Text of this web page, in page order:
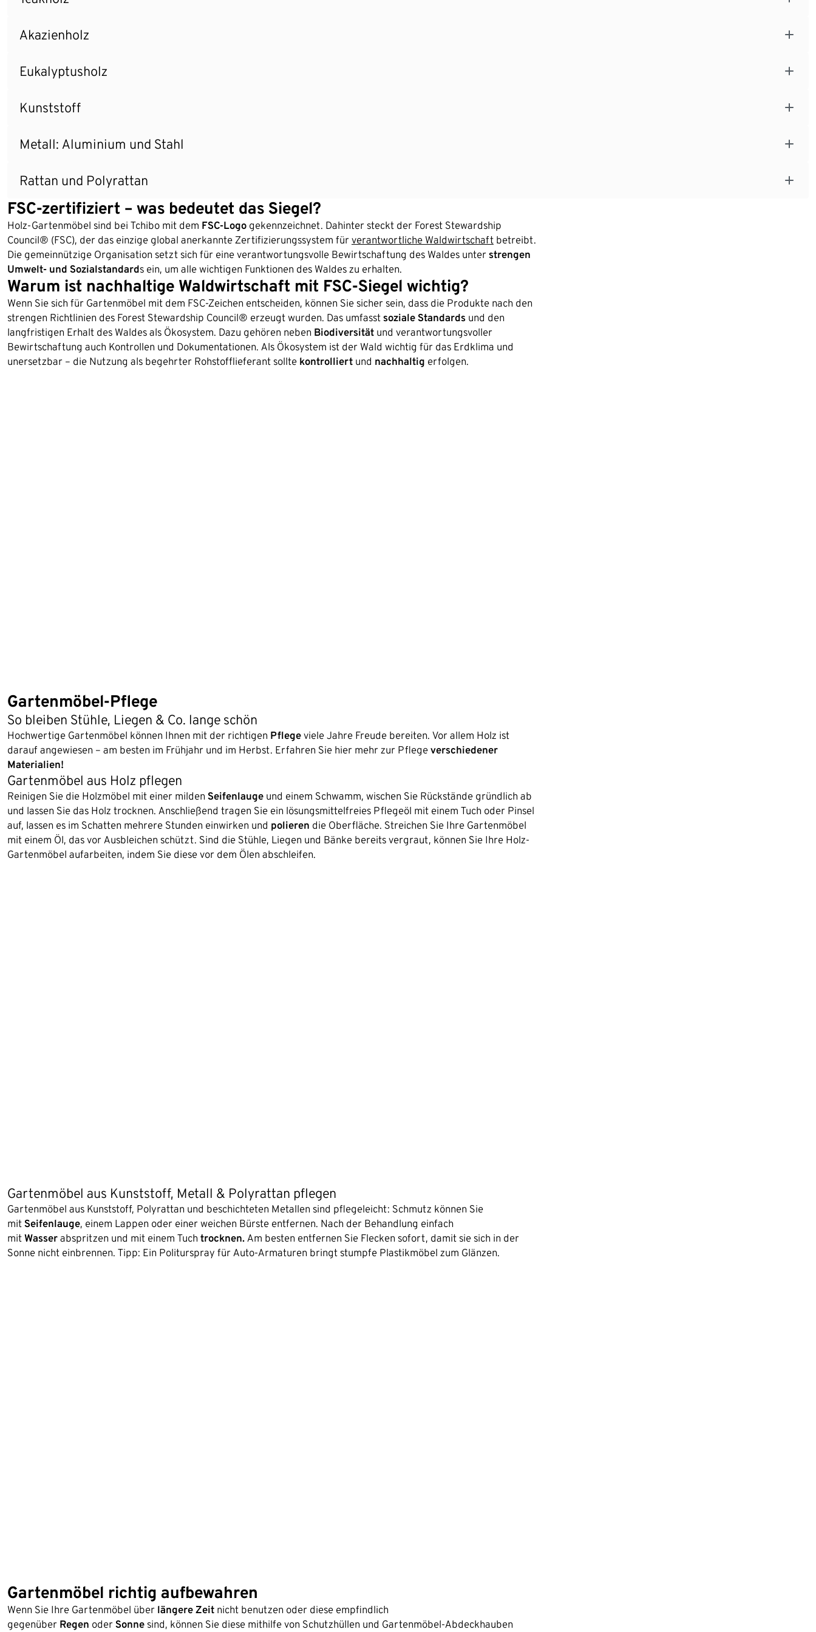
Akazienholz
Eukalyptusholz
Kunststoff
Metall: Aluminium und Stahl
Rattan und Polyrattan
FSC-zertifiziert – was bedeutet das Siegel?
Holz-Gartenmöbel sind bei Tchibo mit dem FSC-Logo gekennzeichnet. Dahinter steckt der Forest Stewardship
Council® (FSC), der das einzige global anerkannte Zertifizierungssystem für verantwortliche Waldwirtschaft betreibt.
Die gemeinnützige Organisation setzt sich für eine verantwortungsvolle Bewirtschaftung des Waldes unter strengen
Umwelt- und Sozialstandards ein, um alle wichtigen Funktionen des Waldes zu erhalten.
Warum ist nachhaltige Waldwirtschaft mit FSC-Siegel wichtig?
Wenn Sie sich für Gartenmöbel mit dem FSC-Zeichen entscheiden, können Sie sicher sein, dass die Produkte nach den
strengen Richtlinien des Forest Stewardship Council® erzeugt wurden. Das umfasst soziale Standards und den
langfristigen Erhalt des Waldes als Ökosystem. Dazu gehören neben Biodiversität und verantwortungsvoller
Bewirtschaftung auch Kontrollen und Dokumentationen. Als Ökosystem ist der Wald wichtig für das Erdklima und
unersetzbar – die Nutzung als begehrter Rohstofflieferant sollte kontrolliert und nachhaltig erfolgen.
Gartenmöbel-Pflege
So bleiben Stühle, Liegen & Co. lange schön
Hochwertige Gartenmöbel können Ihnen mit der richtigen Pflege viele Jahre Freude bereiten. Vor allem Holz ist
darauf angewiesen – am besten im Frühjahr und im Herbst. Erfahren Sie hier mehr zur Pflege verschiedener
Materialien!
Gartenmöbel aus Holz pflegen
Reinigen Sie die Holzmöbel mit einer milden Seifenlauge und einem Schwamm, wischen Sie Rückstände gründlich ab
und lassen Sie das Holz trocknen. Anschließend tragen Sie ein lösungsmittelfreies Pflegeöl mit einem Tuch oder Pinsel
auf, lassen es im Schatten mehrere Stunden einwirken und polieren die Oberfläche. Streichen Sie Ihre Gartenmöbel
mit einem Öl, das vor Ausbleichen schützt. Sind die Stühle, Liegen und Bänke bereits vergraut, können Sie Ihre Holz-
Gartenmöbel aufarbeiten, indem Sie diese vor dem Ölen abschleifen.
Gartenmöbel aus Kunststoff, Metall & Polyrattan pflegen
Gartenmöbel aus Kunststoff, Polyrattan und beschichteten Metallen sind pflegeleicht: Schmutz können Sie
mit Seifenlauge, einem Lappen oder einer weichen Bürste entfernen. Nach der Behandlung einfach
mit Wasser abspritzen und mit einem Tuch trocknen. Am besten entfernen Sie Flecken sofort, damit sie sich in der
Sonne nicht einbrennen. Tipp: Ein Politurspray für Auto-Armaturen bringt stumpfe Plastikmöbel zum Glänzen.
Gartenmöbel richtig aufbewahren
Wenn Sie Ihre Gartenmöbel über längere Zeit nicht benutzen oder diese empfindlich
gegenüber Regen oder Sonne sind, können Sie diese mithilfe von Schutzhüllen und Gartenmöbel-Abdeckhauben